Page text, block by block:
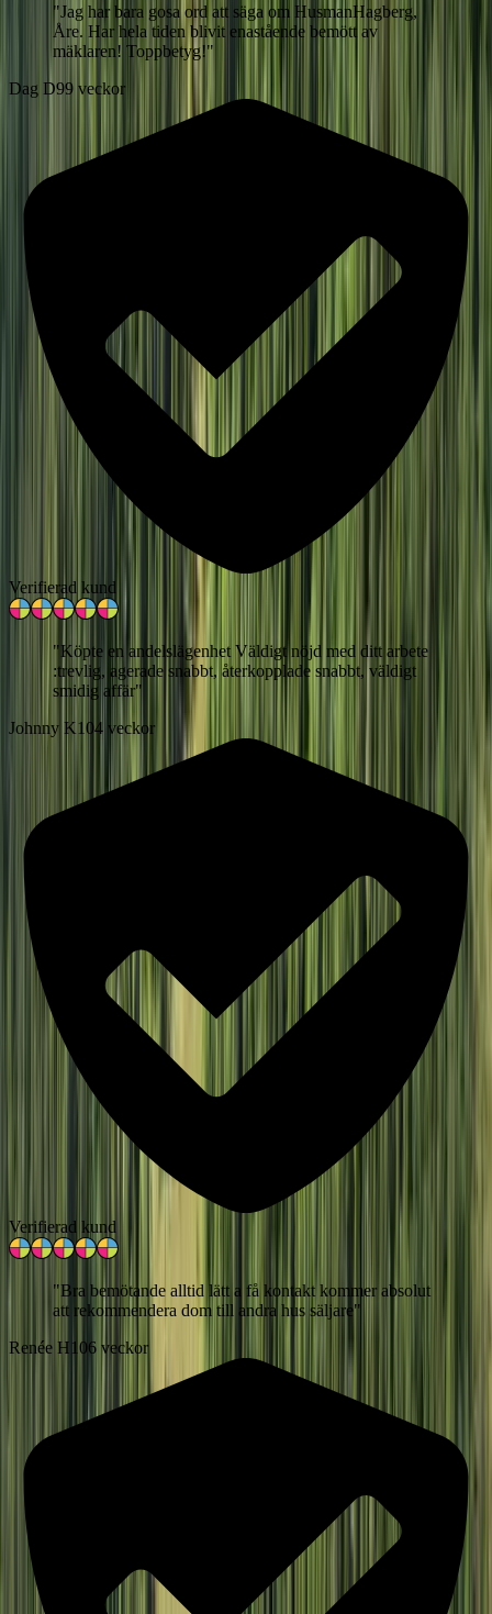
"Jag har bara gosa ord att säga om HusmanHagberg,
Åre. Har hela tiden blivit enastående bemött av
mäklaren! Toppbetyg!"
Dag D99 veckor
Verifierad kund
"Köpte en andelslägenhet Väldigt nöjd med ditt arbete
:trevlig, agerade snabbt, återkopplade snabbt, väldigt
smidig affär"
Johnny K104 veckor
Verifierad kund
"Bra bemötande alltid lätt a få kontakt kommer absolut
att rekommendera dom till andra hus säljare"
Renée H106 veckor